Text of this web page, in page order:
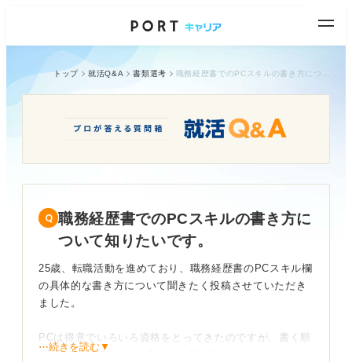
トップ 就活Q&A 書類選考
職務経歴書でのPCスキルの書き方に
ついて知りたいです。
25歳、転職活動を進めており、職務経歴書のPCスキル欄
の具体的な書き方について聞きたく投稿させていただき
ました。
PCは得意でいろいろ資格をとってきたのですが、書く順
番や表記の仕方など、書き方全般を教えていただきたい
⋯続きを読む▼